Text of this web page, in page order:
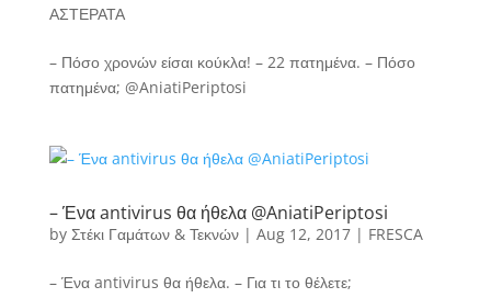
ΑΣΤΕΡΑΤΑ
– Πόσο χρονών είσαι κούκλα! – 22 πατημένα. – Πόσο
πατημένα; @AniatiPeriptosi
– Ένα antivirus θα ήθελα @AniatiPeriptosi
by Στέκι Γαμάτων & Τεκνών| Aug 12, 2017| FRESCA
– Ένα antivirus θα ήθελα. – Για τι το θέλετε;